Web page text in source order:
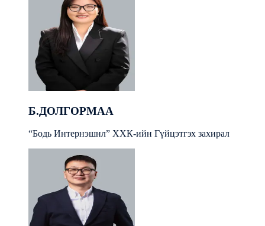
Б.ДОЛГОРМАА
“Бодь Интернэшнл” ХХК-ийн Гүйцэтгэх захирал